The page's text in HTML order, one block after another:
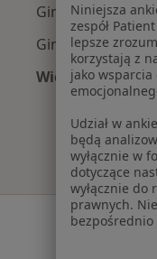
Ginekolodzy z
Ginekolodzy z
Więcej (5)
Więcej w
Niniejsza
zespół
lepsze
korzystają z
jako
Udział w
będą
wyłącznie w
dotyczące
wyłącznie do
prawnych.
bezpośrednio